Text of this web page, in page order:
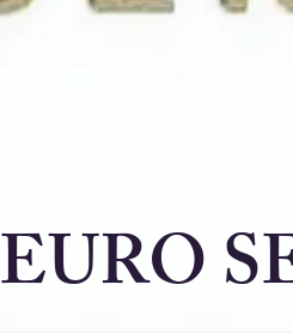
EURO